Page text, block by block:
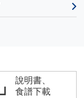
說明書、
食譜下載